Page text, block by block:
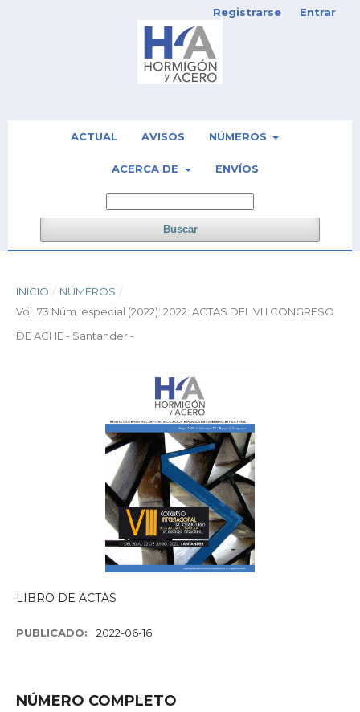
ACTUAL AVISOS NÚMEROS
ACERCA DE ENVÍOS
Buscar
Registrarse Entrar
INICIO / NÚMEROS /
Vol. 73 Núm. especial (2022): 2022: ACTAS DEL VIII CONGRESO
DE ACHE - Santander -
LIBRO DE ACTAS
PUBLICADO: 2022-06-16
NÚMERO COMPLETO